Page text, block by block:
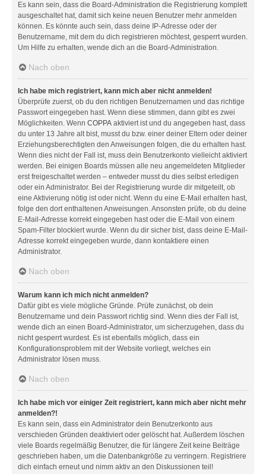
Es kann sein, dass die Board-Administration die Registrierung komplett
ausgeschaltet hat, damit sich keine neuen Benutzer mehr anmelden
können. Es könnte auch sein, dass deine IP-Adresse oder der
Benutzername, mit dem du dich registrieren möchtest, gesperrt wurden.
Um Hilfe zu erhalten, wende dich an die Board-Administration.
Nach oben
Ich habe mich registriert, kann mich aber nicht anmelden!
Überprüfe zuerst, ob du den richtigen Benutzernamen und das richtige
Passwort eingegeben hast. Wenn diese stimmen, dann gibt es zwei
Möglichkeiten. Wenn COPPA aktiviert ist und du angegeben hast, dass
du unter 13 Jahre alt bist, musst du bzw. einer deiner Eltern oder deiner
Erziehungsberechtigten den Anweisungen folgen, die du erhalten hast.
Wenn dies nicht der Fall ist, muss dein Benutzerkonto vielleicht aktiviert
werden. Bei einigen Boards müssen alle neu angemeldeten Mitglieder
erst freigeschaltet werden – entweder musst du dies selbst erledigen
oder ein Administrator. Bei der Registrierung wurde dir mitgeteilt, ob
eine Aktivierung nötig ist oder nicht. Wenn du eine E-Mail erhalten hast,
folge den dort enthaltenen Anweisungen. Ansonsten prüfe, ob du deine
E-Mail-Adresse korrekt eingegeben hast oder die E-Mail von einem
Spam-Filter blockiert wurde. Wenn du dir sicher bist, dass deine E-Mail-
Adresse korrekt eingegeben wurde, dann kontaktiere einen
Administrator.
Nach oben
Warum kann ich mich nicht anmelden?
Dafür gibt es viele mögliche Gründe. Prüfe zunächst, ob dein
Benutzername und dein Passwort richtig sind. Wenn dies der Fall ist,
wende dich an einen Board-Administrator, um sicherzugehen, dass du
nicht gesperrt wurdest. Es ist ebenfalls möglich, dass ein
Konfigurationsproblem mit der Website vorliegt, welches ein
Administrator lösen muss.
Nach oben
Ich habe mich vor einiger Zeit registriert, kann mich aber nicht mehr
anmelden?!
Es kann sein, dass ein Administrator dein Benutzerkonto aus
verschieden Gründen deaktiviert oder gelöscht hat. Außerdem löschen
viele Boards regelmäßig Benutzer, die für längere Zeit keine Beiträge
geschrieben haben, um die Datenbankgröße zu verringern. Registriere
dich einfach erneut und nimm aktiv an den Diskussionen teil!